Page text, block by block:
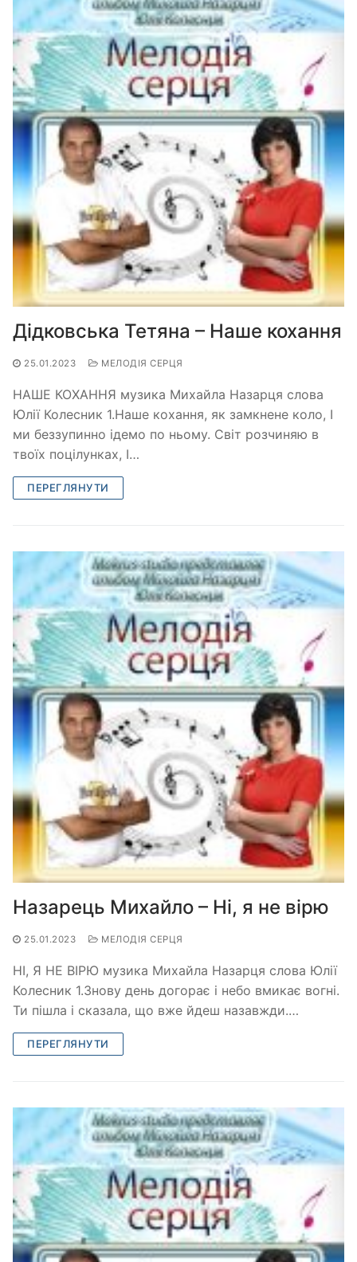
Дідковська Тетяна – Наше кохання
25.01.2023 МЕЛОДІЯ СЕРЦЯ
НАШЕ КОХАННЯ музика Михайла Назарця слова
Юлії Колесник 1.Наше кохання, як замкнене коло, І
ми беззупинно ідемо по ньому. Світ розчиняю в
твоїх поцілунках, І…
ПЕРЕГЛЯНУТИ
Назарець Михайло – Ні, я не вірю
25.01.2023 МЕЛОДІЯ СЕРЦЯ
НІ, Я НЕ ВІРЮ музика Михайла Назарця слова Юлії
Колесник 1.Знову день догорає і небо вмикає вогні.
Ти пішла і сказала, що вже йдеш назавжди.…
ПЕРЕГЛЯНУТИ